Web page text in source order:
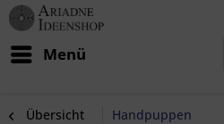
Menü
Übersicht Handpuppen